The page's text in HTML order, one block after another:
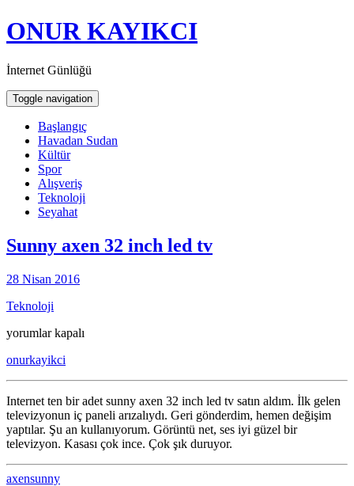
ONUR KAYIKCI
İnternet Günlüğü
Toggle navigation
Başlangıç
Havadan Sudan
Kültür
Spor
Alışveriş
Teknoloji
Seyahat
Sunny axen 32 inch led tv
28 Nisan 2016
Teknoloji
Sunny
32
tv
için
yorumlar kapalı
onurkayikci
Internet ten bir adet sunny axen 32 inch led tv satın aldım. İlk gelen
televizyonun iç paneli arızalıydı. Geri gönderdim, hemen değişim
yaptılar. Şu an kullanıyorum. Görüntü net, ses iyi güzel bir
televizyon. Kasası çok ince. Çok şık duruyor.
axensunny